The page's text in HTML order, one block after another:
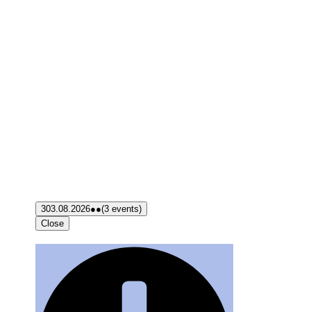
303.08.2026●●(3 events)
Close